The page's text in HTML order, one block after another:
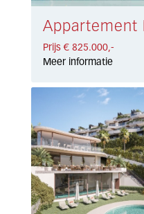
Prijs € 825.000,-
Meer informatie